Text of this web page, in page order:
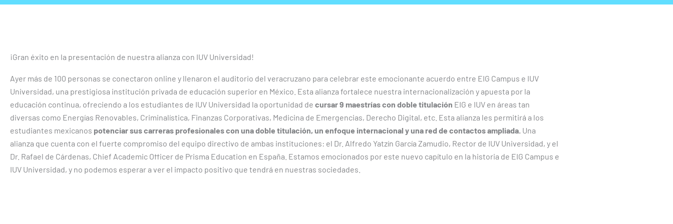
¡Gran éxito en la presentación de nuestra alianza con IUV Universidad!
Ayer más de 100 personas se conectaron online y llenaron el auditorio del veracruzano para celebrar este emocionante acuerdo entre EIG Campus e IUV
Universidad, una prestigiosa institución privada de educación superior en México. Esta alianza fortalece nuestra internacionalización y apuesta por la
educación continua, ofreciendo a los estudiantes de IUV Universidad la oportunidad de cursar 9 maestrías con doble titulación EIG e IUV en áreas tan
diversas como Energías Renovables, Criminalística, Finanzas Corporativas, Medicina de Emergencias, Derecho Digital, etc. Esta alianza les permitirá a los
estudiantes mexicanos potenciar sus carreras profesionales con una doble titulación, un enfoque internacional y una red de contactos ampliada. Una
alianza que cuenta con el fuerte compromiso del equipo directivo de ambas instituciones: el Dr. Alfredo Yatzín García Zamudio, Rector de IUV Universidad, y el
Dr. Rafael de Cárdenas, Chief Academic Officer de Prisma Education en España. Estamos emocionados por este nuevo capítulo en la historia de EIG Campus e
IUV Universidad, y no podemos esperar a ver el impacto positivo que tendrá en nuestras sociedades.